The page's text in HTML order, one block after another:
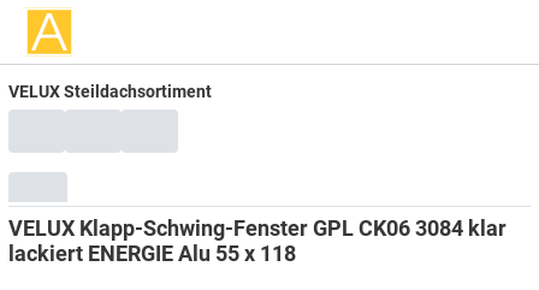
VELUX Steildachsortiment
VELUX Klapp-Schwing-Fenster GPL CK06 3084 klar
lackiert ENERGIE Alu 55 x 118